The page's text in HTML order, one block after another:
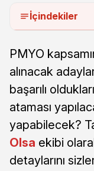
İçindekiler
PMYO
alınacak
başarılı
ataması
yapabilecek?
Olsa ekibi
detaylarını